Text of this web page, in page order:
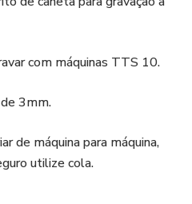
com máquinas TTS 10.
3mm.
de máquina para máquina,
utilize cola.